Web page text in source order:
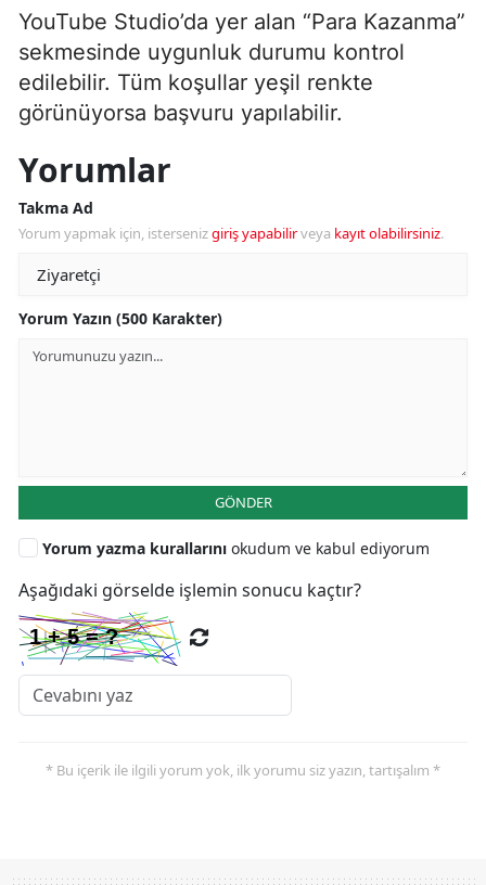
YouTube Studio’da yer alan “Para Kazanma”
sekmesinde uygunluk durumu kontrol
edilebilir. Tüm koşullar yeşil renkte
görünüyorsa başvuru yapılabilir.
Yorumlar
Takma Ad
Yorum yapmak için, istersenizgiriş yapabilirveya kayıt olabilirsiniz.
Yorum Yazın (500 Karakter)
GÖNDER
Yorum yazma kurallarını okudum ve kabul ediyorum
Aşağıdaki görselde işlemin sonucu kaçtır?
* Bu içerik ile ilgili yorum yok, ilk yorumu siz yazın, tartışalım *